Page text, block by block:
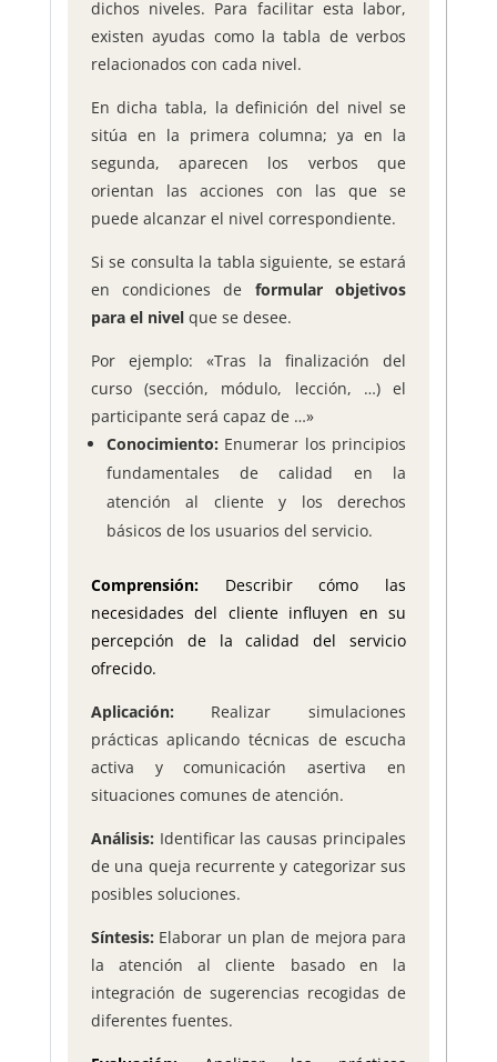
dichos niveles. Para facilitar esta labor,
existen ayudas como la tabla de verbos
relacionados con cada nivel.
En dicha tabla, la definición del nivel se
sitúa en la primera columna; ya en la
segunda, aparecen los verbos que
orientan las acciones con las que se
puede alcanzar el nivel correspondiente.
Si se consulta la tabla siguiente, se estará
en condiciones de formular objetivos
para el nivel que se desee.
Por ejemplo: «Tras la finalización del
curso (sección, módulo, lección, …) el
participante será capaz de …»
Conocimiento: Enumerar los principios
fundamentales de calidad en la
atención al cliente y los derechos
básicos de los usuarios del servicio.
Comprensión:Describir cómo las
necesidades del cliente influyen en su
percepción de la calidad del servicio
ofrecido.
Aplicación: Realizar simulaciones
prácticas aplicando técnicas de escucha
activa y comunicación asertiva en
situaciones comunes de atención.
Análisis: Identificar las causas principales
de una queja recurrente y categorizar sus
posibles soluciones.
Síntesis: Elaborar un plan de mejora para
la atención al cliente basado en la
integración de sugerencias recogidas de
diferentes fuentes.